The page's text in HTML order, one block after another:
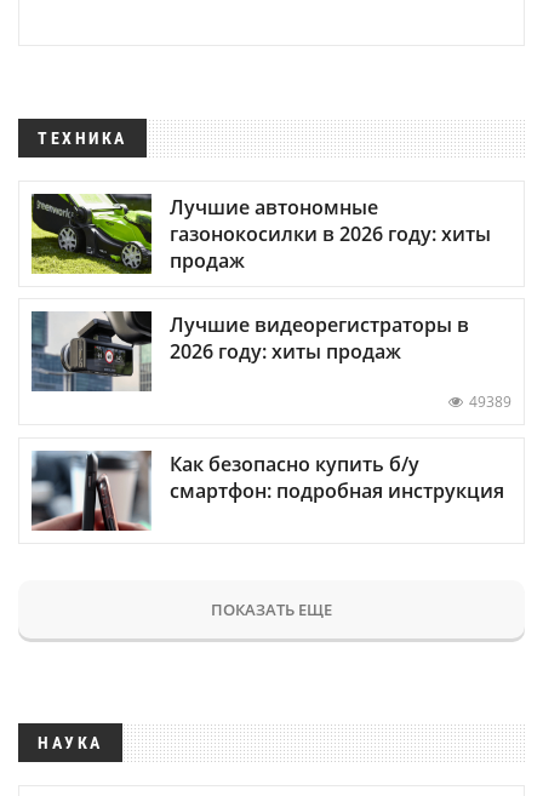
ТЕХНИКА
Лучшие автономные
газонокосилки в 2026 году: хиты
продаж
Лучшие видеорегистраторы в
2026 году: хиты продаж
49389
Как безопасно купить б/у
смартфон: подробная инструкция
ПОКАЗАТЬ ЕЩЕ
НАУКА